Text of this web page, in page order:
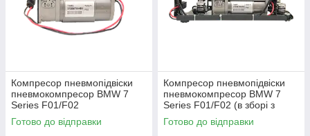
Компресор пневмопідвіски
пневмокомпресор BMW 7
Series F01/F02
Готово до відправки
Компресор пневмопідвіски
пневмокомпресор BMW 7
Series F01/F02 (в зборі з
кронштейном)
Готово до відправки